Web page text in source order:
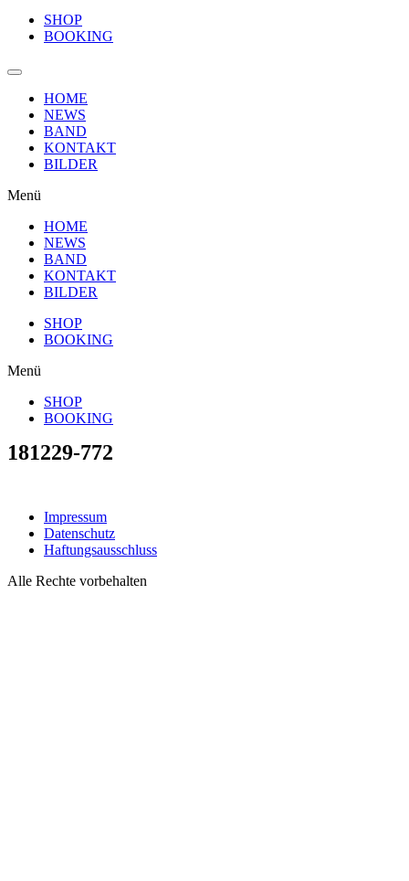
SHOP
BOOKING
HOME
NEWS
BAND
KONTAKT
BILDER
Menü
HOME
NEWS
BAND
KONTAKT
BILDER
SHOP
BOOKING
Menü
SHOP
BOOKING
181229-772
Impressum
Datenschutz
Haftungsausschluss
Alle Rechte vorbehalten